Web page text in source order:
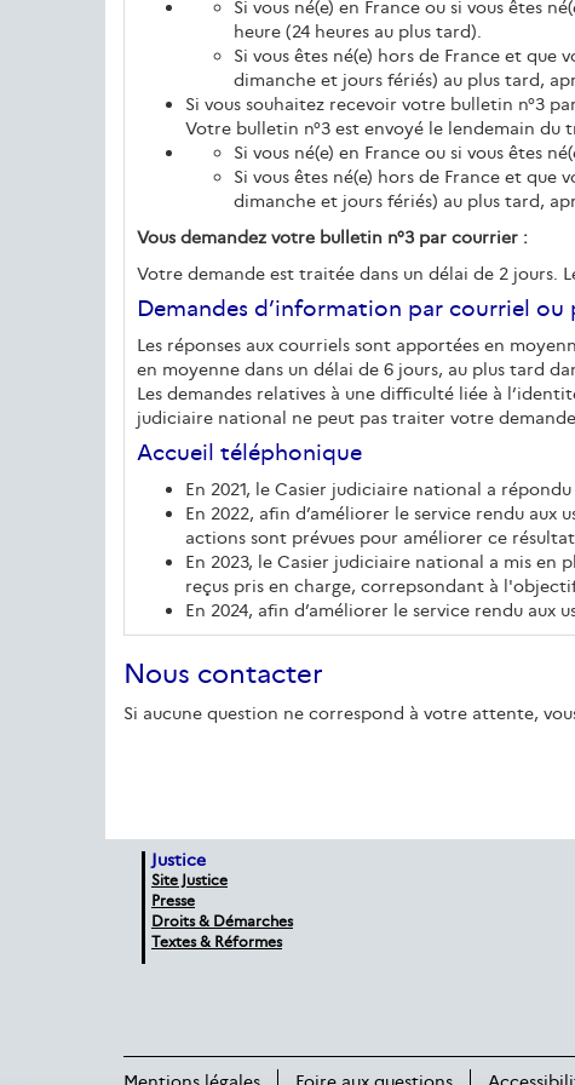
Si vous né(e) en France ou si vous êtes
heure (24 heures au plus tard).
Si vous êtes né(e) hors de France et que
dimanche et jours fériés) au plus tard,
Si vous souhaitez recevoir votre bulletin n°3
Votre bulletin n°3 est envoyé le lendemain du
Si vous né(e) en France ou si vous êtes
Si vous êtes né(e) hors de France et que
dimanche et jours fériés) au plus tard,
Vous demandez votre bulletin n°3 par courrier :
Votre demande est traitée dans un délai de 2 jours.
Demandes d’information par courriel ou
Les réponses aux courriels sont apportées en
en moyenne dans un délai de 6 jours, au plus tard
Les demandes relatives à une difficulté liée à
judiciaire national ne peut pas traiter votre
Accueil téléphonique
En 2021, le Casier judiciaire national a
En 2022, afin d’améliorer le service rendu aux
actions sont prévues pour améliorer ce
En 2023, le Casier judiciaire national a mis en
reçus pris en charge, correpsondant à
En 2024, afin d’améliorer le service rendu aux
Nous contacter
Si aucune question ne correspond à votre attente,
Justice
Site Justice
Presse
Droits & Démarches
Textes & Réformes